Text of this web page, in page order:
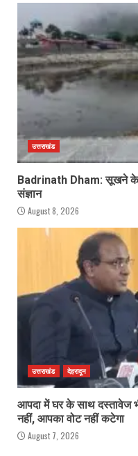
उत्तराखंड
Badrinath Dham: सूखने के
संज्ञान
August 8, 2026
उत्तराखंड देहरादून
आपदा में घर के साथ दस्तावेज
नहीं, आपका वोट नहीं कटेगा
August 7, 2026